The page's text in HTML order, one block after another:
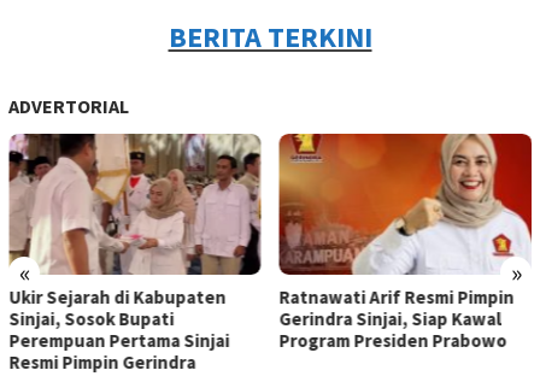
BERITA TERKINI
ADVERTORIAL
« »
Ukir Sejarah di Kabupaten
Sinjai, Sosok Bupati
Perempuan Pertama Sinjai
Resmi Pimpin Gerindra
Ratnawati Arif Resmi Pimpin
Gerindra Sinjai, Siap Kawal
Program Presiden Prabowo